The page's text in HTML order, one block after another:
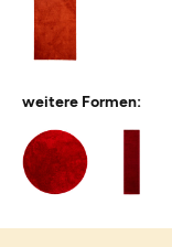
weitere Formen: